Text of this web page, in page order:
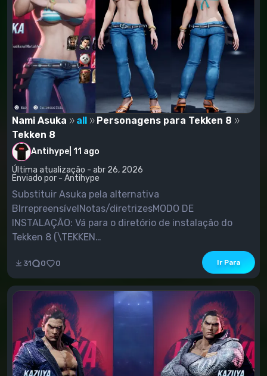
Nami Asuka all
Personagens para Tekken 8
Tekken 8
Antihype 11 ago
Última atualização - abr 26, 2026
Enviado por - Antihype
Substituir Asuka pela alternativa
BIrrepreensívelNotas/diretrizesMODO DE
INSTALAÇÃO: Vá para o diretório de instalação do
Tekken 8 (\TEKKEN
8\Polaris\Content\Paks\LogicMods)Pegue o modo
que você baixou e extraia os arquivos .pak, .ucas e
.utoc do ZIP/ RarPlace na pasta Paks.Se você não
tiver uma pasta chamada "LogicMods", precisará criar
uma
31 0 0 Ir Para